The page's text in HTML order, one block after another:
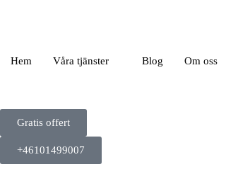
Hem Våra tjänster Blog Om oss
Gratis offert
+46101499007